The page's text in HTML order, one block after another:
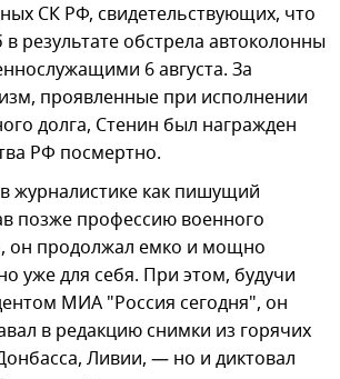
СК РФ, свидетельствующих, что
результате обстрела автоколонны
6 августа. За
проявленные при исполнении
долга, Стенин был награжден
РФ посмертно.
журналистике как пишущий
позже профессию военного
он продолжал емко и мощно
уже для себя. При этом, будучи
МИА "Россия сегодня", он
в редакцию снимки из горячих
Ливии, — но и диктовал